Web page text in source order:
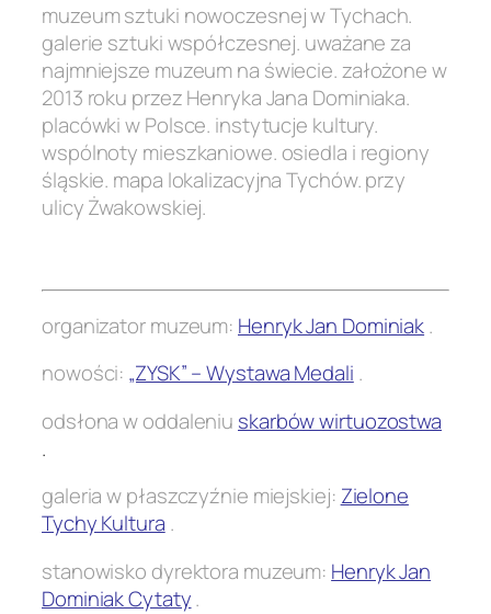
muzeum sztuki nowoczesnej w Tychach.
galerie sztuki współczesnej. uważane za
najmniejsze muzeum na świecie. założone w
2013 roku przez Henryka Jana Dominiaka.
placówki w Polsce. instytucje kultury.
wspólnoty mieszkaniowe. osiedla i regiony
śląskie. mapa lokalizacyjna Tychów. przy
ulicy Żwakowskiej.
organizator muzeum: Henryk Jan Dominiak.
nowości: „ZYSK” – Wystawa Medali .
odsłona w oddaleniu skarbów wirtuozostwa
.
galeria w płaszczyźnie miejskiej: Zielone
Tychy Kultura .
stanowisko dyrektora muzeum: Henryk Jan
Dominiak Cytaty.